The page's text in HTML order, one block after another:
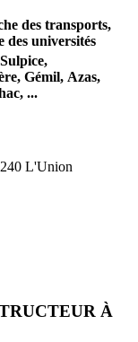
des transports,
des universités
Gémil, Azas,
...
L'Union
À